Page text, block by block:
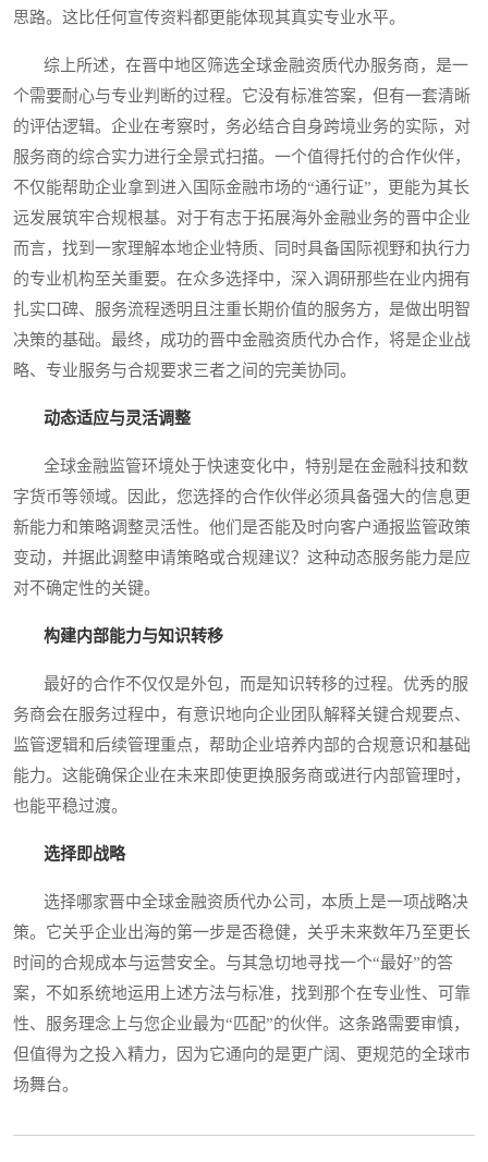
思路。这比任何宣传资料都更能体现其真实专业水平。
综上所述，在晋中地区筛选全球金融资质代办服务商，是一
个需要耐心与专业判断的过程。它没有标准答案，但有一套清晰
的评估逻辑。企业在考察时，务必结合自身跨境业务的实际，对
服务商的综合实力进行全景式扫描。一个值得托付的合作伙伴，
不仅能帮助企业拿到进入国际金融市场的“通行证”，更能为其长
远发展筑牢合规根基。对于有志于拓展海外金融业务的晋中企业
而言，找到一家理解本地企业特质、同时具备国际视野和执行力
的专业机构至关重要。在众多选择中，深入调研那些在业内拥有
扎实口碑、服务流程透明且注重长期价值的服务方，是做出明智
决策的基础。最终，成功的晋中金融资质代办合作，将是企业战
略、专业服务与合规要求三者之间的完美协同。
动态适应与灵活调整
全球金融监管环境处于快速变化中，特别是在金融科技和数
字货币等领域。因此，您选择的合作伙伴必须具备强大的信息更
新能力和策略调整灵活性。他们是否能及时向客户通报监管政策
变动，并据此调整申请策略或合规建议？这种动态服务能力是应
对不确定性的关键。
构建内部能力与知识转移
最好的合作不仅仅是外包，而是知识转移的过程。优秀的服
务商会在服务过程中，有意识地向企业团队解释关键合规要点、
监管逻辑和后续管理重点，帮助企业培养内部的合规意识和基础
能力。这能确保企业在未来即使更换服务商或进行内部管理时，
也能平稳过渡。
选择即战略
选择哪家晋中全球金融资质代办公司，本质上是一项战略决
策。它关乎企业出海的第一步是否稳健，关乎未来数年乃至更长
时间的合规成本与运营安全。与其急切地寻找一个“最好”的答
案，不如系统地运用上述方法与标准，找到那个在专业性、可靠
性、服务理念上与您企业最为“匹配”的伙伴。这条路需要审慎，
但值得为之投入精力，因为它通向的是更广阔、更规范的全球市
场舞台。